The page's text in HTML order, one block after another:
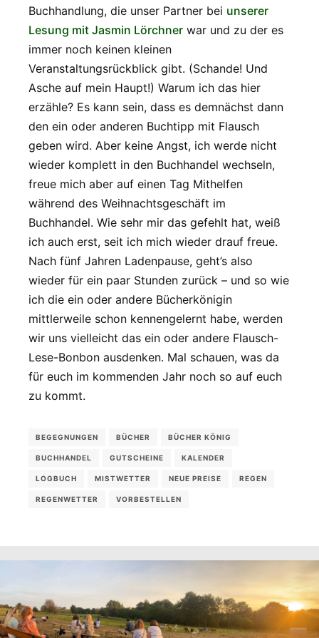
Buchhandlung, die unser Partner bei unserer
Lesung mit Jasmin Lörchner war und zu der es
immer noch keinen kleinen
Veranstaltungsrückblick gibt. (Schande! Und
Asche auf mein Haupt!) Warum ich das hier
erzähle? Es kann sein, dass es demnächst dann
den ein oder anderen Buchtipp mit Flausch
geben wird. Aber keine Angst, ich werde nicht
wieder komplett in den Buchhandel wechseln,
freue mich aber auf einen Tag Mithelfen
während des Weihnachtsgeschäft im
Buchhandel. Wie sehr mir das gefehlt hat, weiß
ich auch erst, seit ich mich wieder drauf freue.
Nach fünf Jahren Ladenpause, geht’s also
wieder für ein paar Stunden zurück – und so wie
ich die ein oder andere Bücherkönigin
mittlerweile schon kennengelernt habe, werden
wir uns vielleicht das ein oder andere Flausch-
Lese-Bonbon ausdenken. Mal schauen, was da
für euch im kommenden Jahr noch so auf euch
zu kommt.
BEGEGNUNGEN BÜCHER BÜCHER KÖNIG
BUCHHANDEL GUTSCHEINE KALENDER
LOGBUCH MISTWETTER NEUE PREISE REGEN
REGENWETTER VORBESTELLEN